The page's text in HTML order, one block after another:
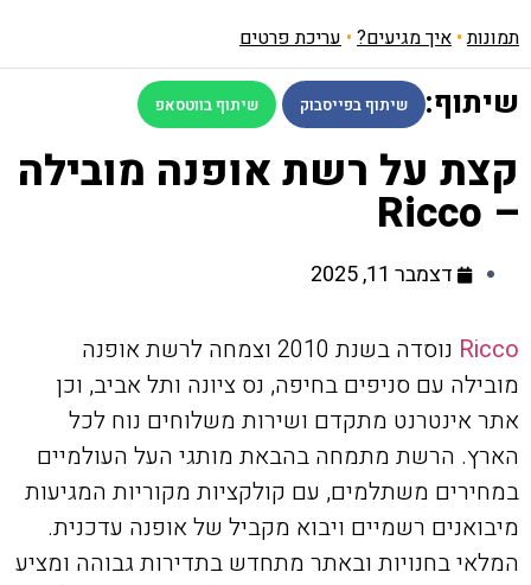
תמונות• איך מגיעים? • עריכת פרטים
שיתוף: שיתוף בפייסבוק שיתוף בווטסאפ
קצת על רשת אופנה מובילה
– Ricco
דצמבר 11, 2025
Ricco
נוסדה בשנת 2010 וצמחה לרשת אופנה
מובילה עם סניפים בחיפה, נס ציונה ותל אביב, וכן
אתר אינטרנט מתקדם ושירות משלוחים נוח לכל
הארץ. הרשת מתמחה בהבאת מותגי העל העולמיים
במחירים משתלמים, עם קולקציות מקוריות המגיעות
מיבואנים רשמיים ויבוא מקביל של אופנה עדכנית.
המלאי בחנויות ובאתר מתחדש בתדירות גבוהה ומציע